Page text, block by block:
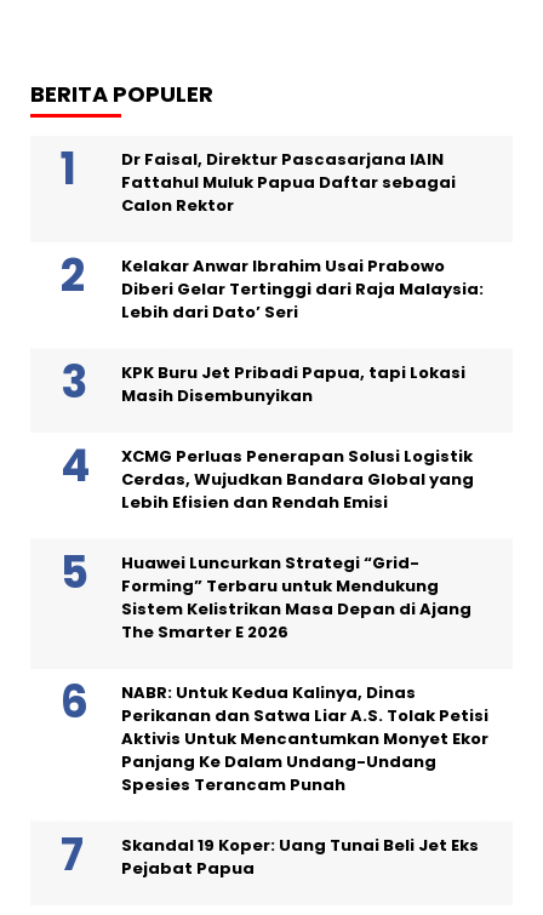
BERITA POPULER
Dr Faisal, Direktur Pascasarjana IAIN
Fattahul Muluk Papua Daftar sebagai
Calon Rektor
Kelakar Anwar Ibrahim Usai Prabowo
Diberi Gelar Tertinggi dari Raja Malaysia:
Lebih dari Dato’ Seri
KPK Buru Jet Pribadi Papua, tapi Lokasi
Masih Disembunyikan
XCMG Perluas Penerapan Solusi Logistik
Cerdas, Wujudkan Bandara Global yang
Lebih Efisien dan Rendah Emisi
Huawei Luncurkan Strategi “Grid-
Forming” Terbaru untuk Mendukung
Sistem Kelistrikan Masa Depan di Ajang
The Smarter E 2026
NABR: Untuk Kedua Kalinya, Dinas
Perikanan dan Satwa Liar A.S. Tolak Petisi
Aktivis Untuk Mencantumkan Monyet Ekor
Panjang Ke Dalam Undang-Undang
Spesies Terancam Punah
Skandal 19 Koper: Uang Tunai Beli Jet Eks
Pejabat Papua